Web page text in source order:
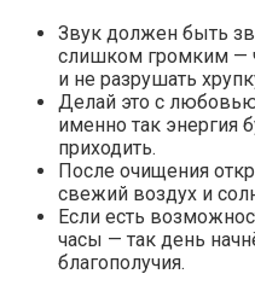
Звук должен быть
слишком громким —
и не разрушать
Делай это с
именно так энергия
приходить.
После очищения
свежий воздух и
Если есть
часы — так день
благополучия.